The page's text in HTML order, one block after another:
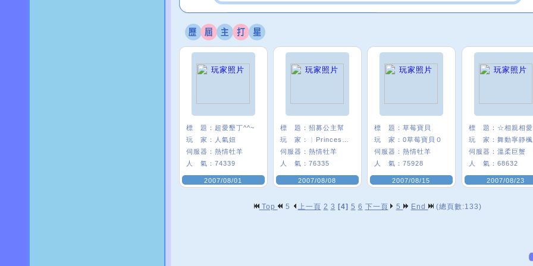
標 題： 超愛墾丁^^~
玩 家：
人氣妞
伺服器： 熱情牡羊
人 氣： 74339
2007/08/01
標 題： 招募公主幫
玩 家：
伺服器： 熱情牡羊
人 氣： 76335
2007/08/08
標 題： 草莓寶貝
玩 家： 0草莓寶貝０
伺服器： 熱情牡羊
人 氣： 75928
2007/08/15
標 題：
玩 家： 舞動寧靜楓
伺服器： 溫柔巨蟹
人 氣： 68632
2007/08/23
Top 5 上一頁 2 3 [4] 5 6 下一頁 5 End (總頁數:133)